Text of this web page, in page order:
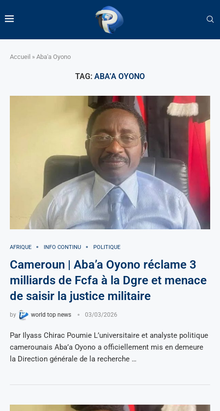
Accueil » Aba'a Oyono
TAG: ABA’A OYONO
AFRIQUE INFO CONTINU POLITIQUE
Cameroun | Aba’a Oyono réclame 3
milliards de Fcfa à la Dgre et menace
de saisir la justice militaire
by world top news 03/03/2026
Par Ilyass Chirac Poumie L’universitaire et analyste politique
camerounais Aba’a Oyono a officiellement mis en demeure
la Direction générale de la recherche …